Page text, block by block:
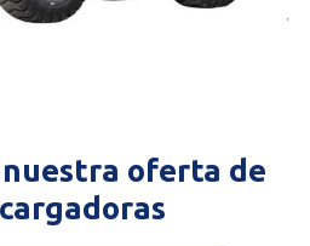
nuestra oferta de